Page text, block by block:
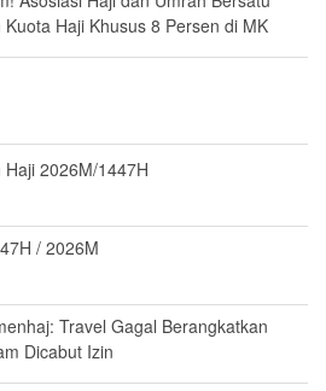
Haji Khusus 8 Persen di MK
2026M/1447H
/ 2026M
Travel Gagal Berangkatkan
Dicabut Izin